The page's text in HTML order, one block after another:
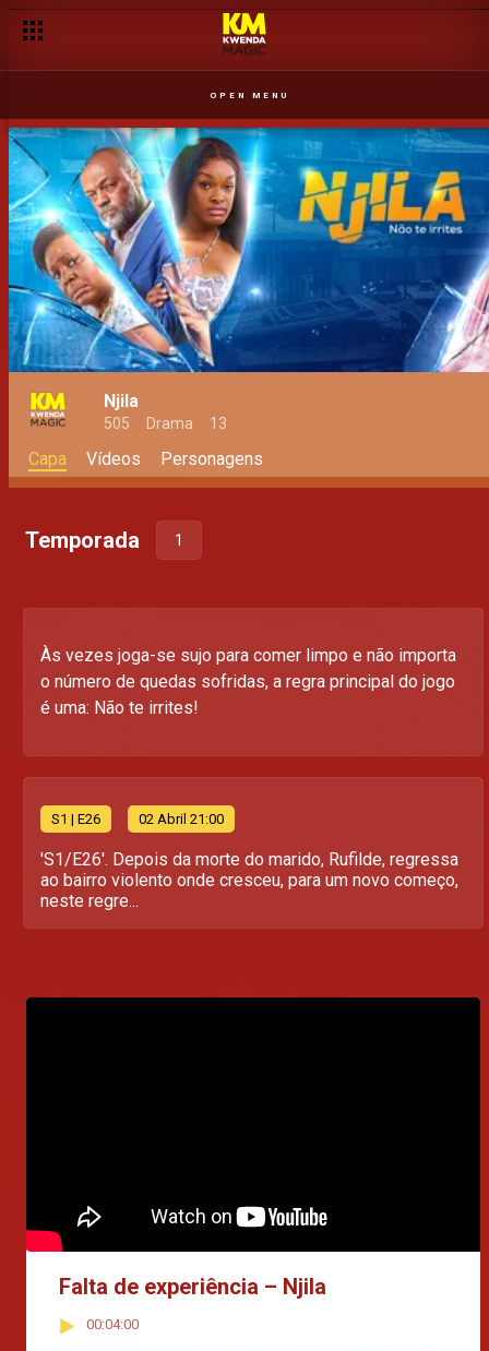
OPEN MENU
Njila
505 Drama 13
Capa Vídeos Personagens
Temporada 1
Às vezes joga-se sujo para comer limpo e não importa
o número de quedas sofridas, a regra principal do jogo
é uma: Não te irrites!
S1 | E26 02 Abril 21:00
'S1/E26'. Depois da morte do marido, Rufilde, regressa
ao bairro violento onde cresceu, para um novo começo,
neste regre...
Falta de experiência – Njila
00:04:00